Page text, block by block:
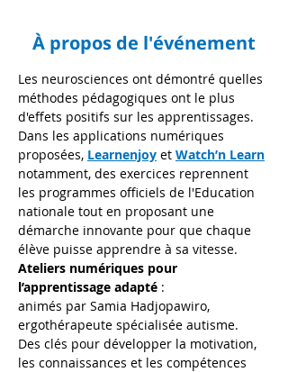
À propos de l'événement
Les neurosciences ont démontré quelles
méthodes pédagogiques ont le plus
d'effets positifs sur les apprentissages.
Dans les applications numériques
proposées, Learnenjoy et Watch’n Learn
notamment, des exercices reprennent
les programmes officiels de l'Education
nationale tout en proposant une
démarche innovante pour que chaque
élève puisse apprendre à sa vitesse.
Ateliers numériques pour
l’apprentissage adapté :
animés par Samia Hadjopawiro,
ergothérapeute spécialisée autisme.
Des clés pour développer la motivation,
les connaissances et les compétences